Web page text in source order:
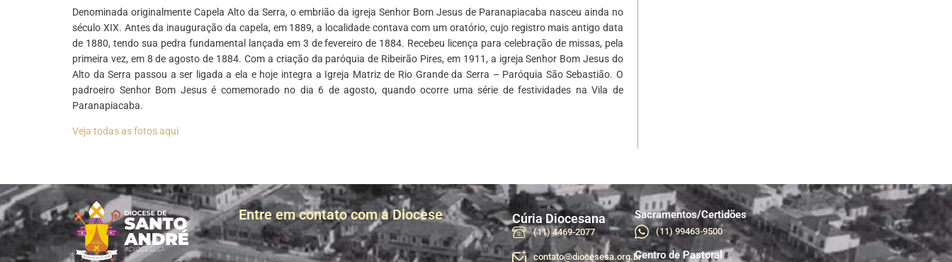
Denominada originalmente Capela Alto da Serra, o embrião da igreja Senhor Bom Jesus de Paranapiacaba nasceu ainda no
século XIX. Antes da inauguração da capela, em 1889, a localidade contava com um oratório, cujo registro mais antigo data
de 1880, tendo sua pedra fundamental lançada em 3 de fevereiro de 1884. Recebeu licença para celebração de missas, pela
primeira vez, em 8 de agosto de 1884. Com a criação da paróquia de Ribeirão Pires, em 1911, a igreja Senhor Bom Jesus do
Alto da Serra passou a ser ligada a ela e hoje integra a Igreja Matriz de Rio Grande da Serra – Paróquia São Sebastião. O
padroeiro Senhor Bom Jesus é comemorado no dia 6 de agosto, quando ocorre uma série de festividades na Vila de
Paranapiacaba.
Veja todas as fotos aqui
Entre em contato com a Diocese Cúria Diocesana
(11) 4469-2077
contato@diocesesa.org.br
Sacramentos/Certidões
(11) 99463-9500
Centro de Pastoral